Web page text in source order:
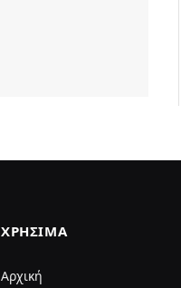
ΧΡΉΣΙΜΑ
Αρχική